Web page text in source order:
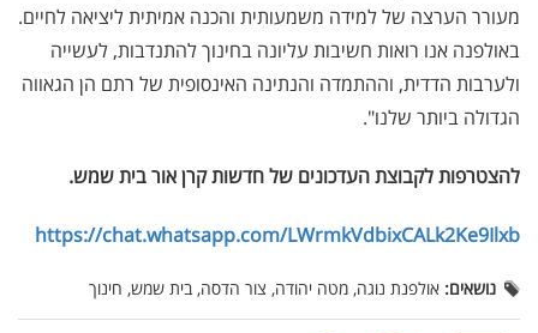
מעורר הערצה של למידה משמעותית והכנה אמיתית ליציאה לחיים.
באולפנה אנו רואות חשיבות עליונה בחינוך להתנדבות, לעשייה
ולערבות הדדית, וההתמדה והנתינה האינסופית של רתם הן הגאווה
הגדולה ביותר שלנו".
להצטרפות לקבוצת העדכונים של חדשות קרן אור בית שמש.
https://chat.whatsapp.com/LWrmkVdbixCALk2Ke9Ilxb
נושאים: אולפנת נוגה, מטה יהודה, צור הדסה, בית שמש, חינוך